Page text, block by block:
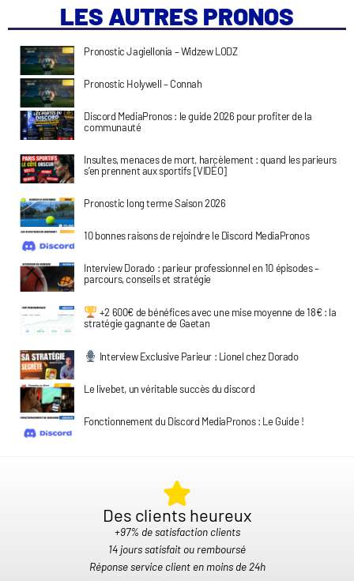
LES AUTRES PRONOS
Pronostic Jagiellonia – Widzew LODZ
Pronostic Holywell – Connah
Discord MediaPronos : le guide 2026 pour profiter de la
communauté
Insultes, menaces de mort, harcèlement : quand les parieurs
s’en prennent aux sportifs [VIDÉO]
Pronostic long terme Saison 2026
10 bonnes raisons de rejoindre le Discord MediaPronos
Interview Dorado : parieur professionnel en 10 épisodes –
parcours, conseils et stratégie
+2 600€ de bénéfices avec une mise moyenne de 18€ : la
stratégie gagnante de Gaetan
Interview Exclusive Parieur : Lionel chez Dorado
Le livebet, un véritable succès du discord
Fonctionnement du Discord MediaPronos : Le Guide !
Des clients heureux​
+97% de satisfaction clients
14 jours satisfait ou remboursé
Réponse service client en moins de 24h